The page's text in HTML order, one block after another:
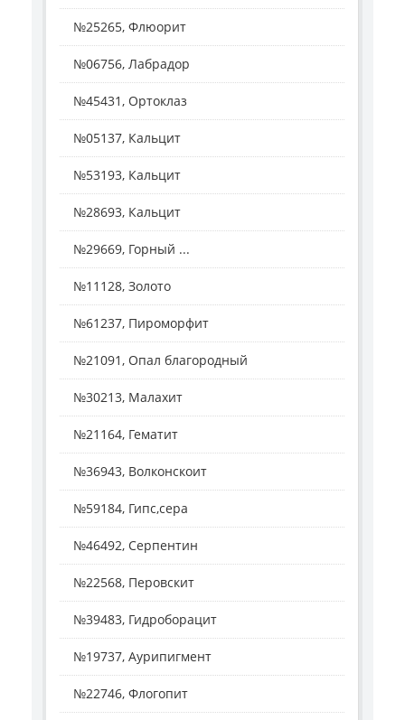
№25265, Флюорит
№06756, Лабрадор
№45431, Ортоклаз
№05137, Кальцит
№53193, Кальцит
№28693, Кальцит
№29669, Горный ...
№11128, Золото
№61237, Пироморфит
№21091, Опал благородный
№30213, Малахит
№21164, Гематит
№36943, Волконскоит
№59184, Гипс,сера
№46492, Серпентин
№22568, Перовскит
№39483, Гидроборацит
№19737, Аурипигмент
№22746, Флогопит